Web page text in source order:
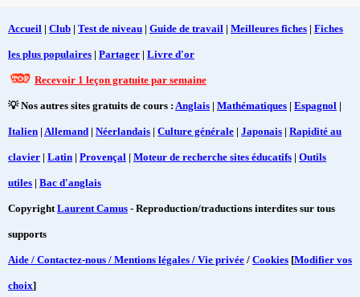
Accueil | Club | Test de niveau | Guide de travail | Meilleures fiches | Fiches
les plus populaires | Partager | Livre d'or
Recevoir 1 leçon gratuite par semaine
💡 Nos autres sites gratuits de cours : Anglais | Mathématiques | Espagnol |
Italien | Allemand | Néerlandais | Culture générale | Japonais | Rapidité au
clavier | Latin | Provençal | Moteur de recherche sites éducatifs | Outils
utiles | Bac d'anglais
CopyrightLaurent Camus - Reproduction/traductions interdites sur tous
supports
Aide / Contactez-nous / Mentions légales / Vie privée / Cookies [Modifier vos
choix]